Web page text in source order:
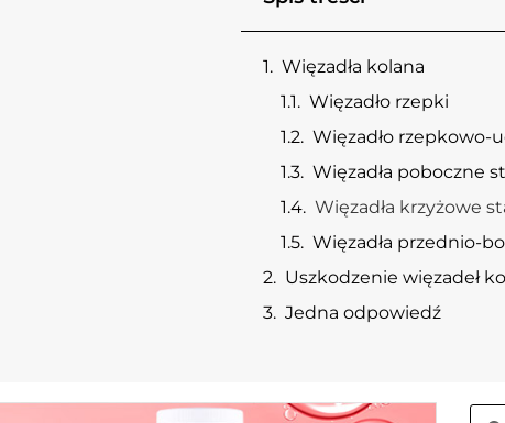
Więzadła kolana
Więzadło rzepki
Więzadło rzepkowo-
Więzadła poboczne
Więzadła krzyżowe
Więzadła przednio-
Uszkodzenie więzadeł
Jedna odpowiedź